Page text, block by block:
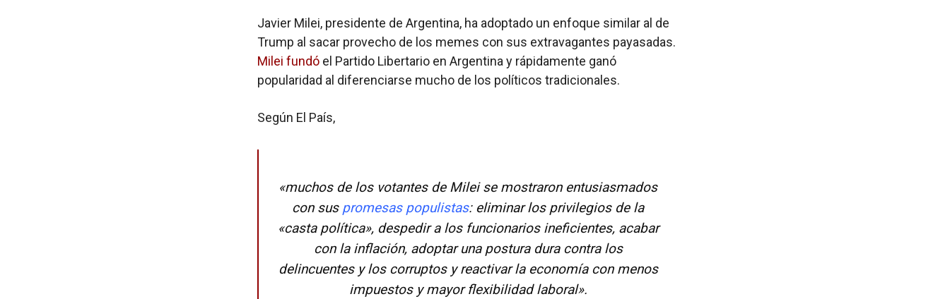
Javier Milei, presidente de Argentina, ha adoptado un enfoque similar al de
Trump al sacar provecho de los memes con sus extravagantes payasadas.
Milei fundó el Partido Libertario en Argentina y rápidamente ganó
popularidad al diferenciarse mucho de los políticos tradicionales.
Según El País,
«muchos de los votantes de Milei se mostraron entusiasmados
con sus promesas populistas: eliminar los privilegios de la
«casta política», despedir a los funcionarios ineficientes, acabar
con la inflación, adoptar una postura dura contra los
delincuentes y los corruptos y reactivar la economía con menos
impuestos y mayor flexibilidad laboral».